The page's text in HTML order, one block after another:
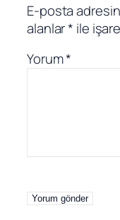
E-posta
alanlar* ile
Yorum*